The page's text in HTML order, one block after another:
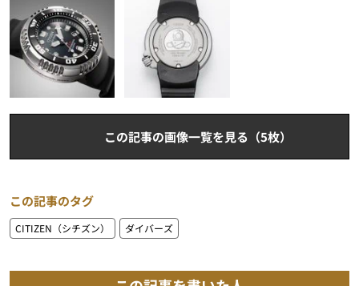
この記事の画像一覧を見る（5枚）
この記事のタグ
CITIZEN（シチズン） ダイバーズ